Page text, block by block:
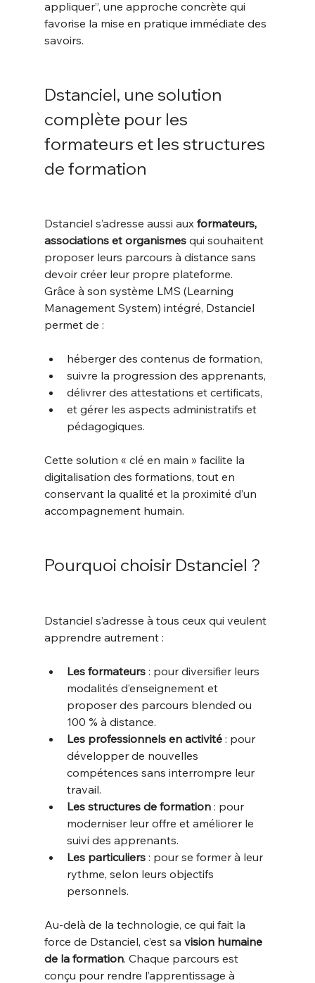
appliquer”, une approche concrète qui
favorise la mise en pratique immédiate des
savoirs.
Dstanciel, une solution
complète pour les
formateurs et les structures
de formation
Dstanciel s’adresse aussi aux formateurs,
associations et organismes qui souhaitent
proposer leurs parcours à distance sans
devoir créer leur propre plateforme.
Grâce à son système LMS (Learning
Management System) intégré, Dstanciel
permet de :
héberger des contenus de formation,
suivre la progression des apprenants,
délivrer des attestations et certificats,
et gérer les aspects administratifs et
pédagogiques.
Cette solution « clé en main » facilite la
digitalisation des formations, tout en
conservant la qualité et la proximité d’un
accompagnement humain.
Pourquoi choisir Dstanciel ?
Dstanciel s’adresse à tous ceux qui veulent
apprendre autrement :
Les formateurs : pour diversifier leurs
modalités d’enseignement et
proposer des parcours blended ou
100 % à distance.
Les professionnels en activité : pour
développer de nouvelles
compétences sans interrompre leur
travail.
Les structures de formation : pour
moderniser leur offre et améliorer le
suivi des apprenants.
Les particuliers : pour se former à leur
rythme, selon leurs objectifs
personnels.
Au-delà de la technologie, ce qui fait la
force de Dstanciel, c’est sa vision humaine
de la formation. Chaque parcours est
conçu pour rendre l’apprentissage à